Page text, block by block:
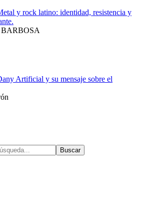
y rock latino: identidad, resistencia y
Artificial y su mensaje sobre el